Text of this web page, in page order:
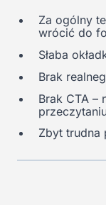
Za ogólny
wrócić do
Słaba
Brak
Brak CTA –
Zbyt trudna